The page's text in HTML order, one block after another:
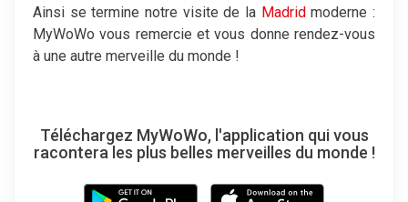
Ainsi se termine notre visite de la Madridmoderne :
MyWoWo vous remercie et vous donne rendez-vous
à une autre merveille du monde !
Téléchargez MyWoWo, l'application qui vous
racontera les plus belles merveilles du monde !